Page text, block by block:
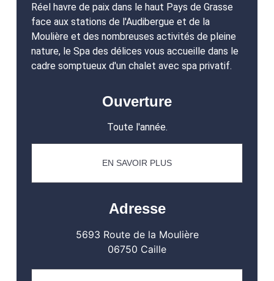
Réel havre de paix dans le haut Pays de Grasse
face aux stations de l'Audibergue et de la
Moulière et des nombreuses activités de pleine
nature, le Spa des délices vous accueille dans le
cadre somptueux d'un chalet avec spa privatif.
Ouverture
Toute l'année.
EN SAVOIR PLUS
Adresse
5693 Route de la Moulière
06750 Caille